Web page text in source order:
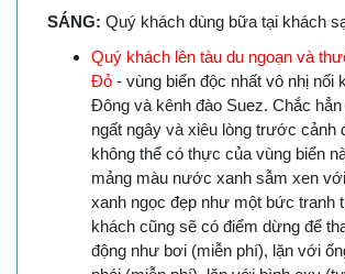
SÁNG: Quý khách dùng bữa tại khách
Quý khách lên tàu du ngoạn và
Đỏ- vùng biển độc nhất vô nhị nối
Đông và kênh đào Suez. Chắc
ngất ngây và xiêu lòng trước cảnh
không thể có thực của vùng biển
mảng màu nước xanh sẫm xen
xanh ngọc đẹp như một bức tranh
khách cũng sẽ có điểm dừng để
động như bơi (miễn phí), lặn với